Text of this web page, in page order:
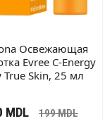
Освежающая
Evree C-Energy
True Skin, 25 мл
MDL 199MDL